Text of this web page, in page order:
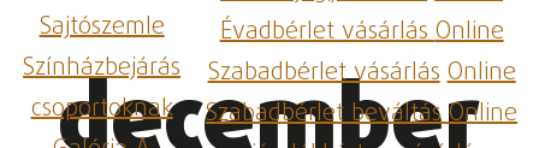
Sajtószemle
Színházbejárás
csoportoknak
Évadbérlet vásárlásOnline
Szabadbérlet vásárlásOnline
Szabadbérlet beváltásOnline